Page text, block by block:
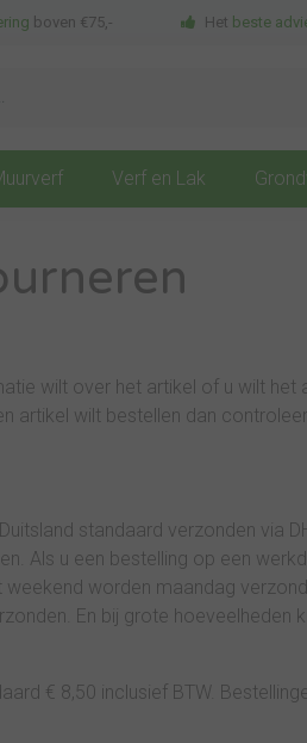
boven €75,- Het beste
Verf en Lak
wilt over het artikel of u wilt
artikel wilt bestellen dan
standaard verzonden via
Als u een bestelling op een
worden maandag
En bij grote hoeveelheden
€ 8,50 inclusief BTW.